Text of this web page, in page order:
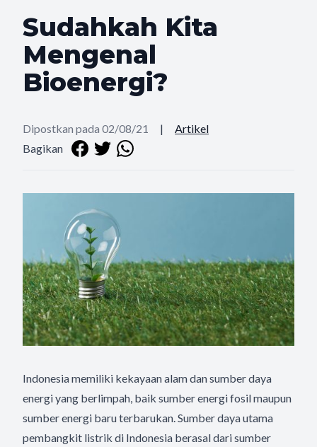
Sudahkah Kita
Mengenal
Bioenergi?
Dipostkan pada 02/08/21 |
Artikel
Bagikan
Indonesia memiliki kekayaan alam dan sumber daya
energi yang berlimpah, baik sumber energi fosil maupun
sumber energi baru terbarukan. Sumber daya utama
pembangkit listrik di Indonesia berasal dari sumber